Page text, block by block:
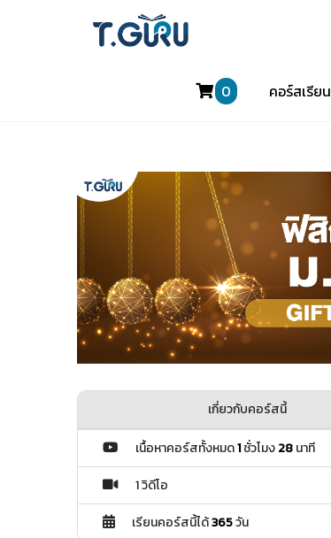
0 คอร์สเรียน
เกี่ยวกับคอร์สนี้
เนื้อหาคอร์สทั้งหมด1ชั่วโมง28นาที
1 วิดีโอ
เรียนคอร์สนี้ได้365วัน